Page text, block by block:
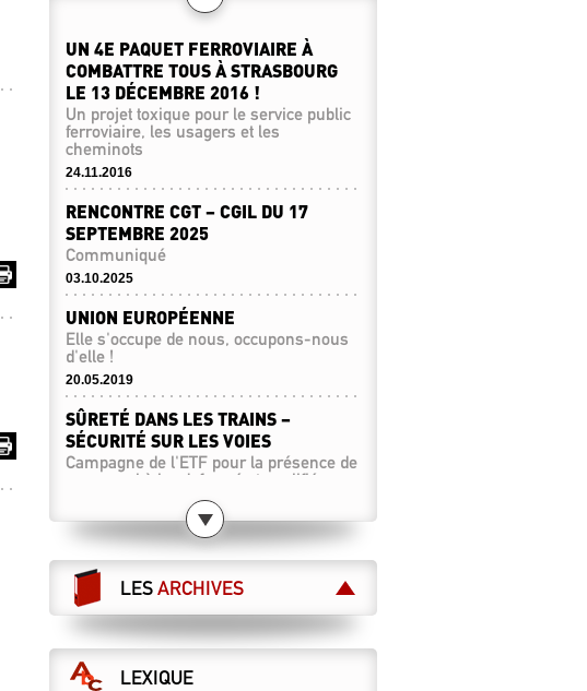
UN 4E PAQUET FERROVIAIRE À
COMBATTRE TOUS À STRASBOURG
LE 13 DÉCEMBRE 2016 !
Un projet toxique pour le service public
ferroviaire, les usagers et les
cheminots
24.11.2016
RENCONTRE CGT – CGIL DU 17
SEPTEMBRE 2025
Communiqué
03.10.2025
UNION EUROPÉENNE
Elle s'occupe de nous, occupons-nous
d'elle !
20.05.2019
SÛRETÉ DANS LES TRAINS –
SÉCURITÉ SUR LES VOIES
Campagne de l'ETF pour la présence de
personnel à bord, formé et qualifié.
LETTRE DE SOUTIEN AUX
CHEMINOTS MALIENS
18.02.2019
RÉPRESSION SYNDICALE SANS
FRONTIÈRE
04.05.2017
LESARCHIVES
LEXIQUE